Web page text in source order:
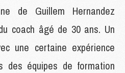
de Guillem Hernandez
coach âgé de 30 ans. Un
une certaine expérience
des équipes de formation